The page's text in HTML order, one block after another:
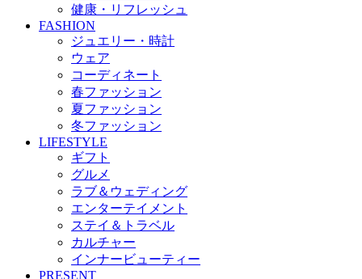
健康・リフレッシュ
FASHION
ジュエリー・時計
ウェア
コーディネート
春ファッション
夏ファッション
冬ファッション
LIFESTYLE
ギフト
グルメ
ラブ＆ウェディング
エンターテイメント
ステイ＆トラベル
カルチャー
インナービューティー
PRESENT